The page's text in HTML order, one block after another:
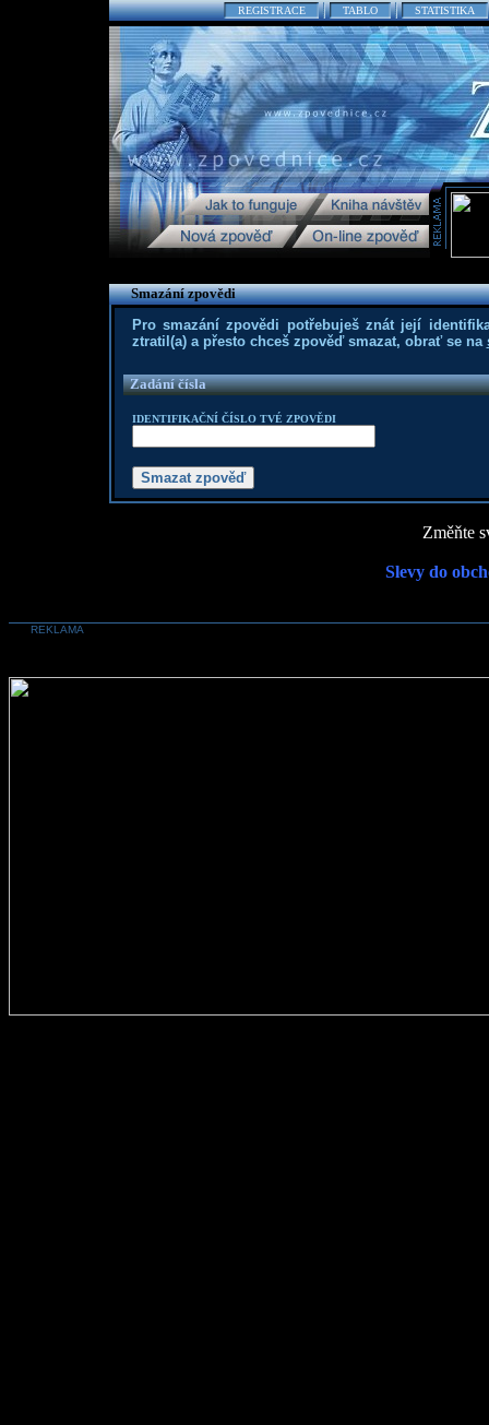
REGISTRACE TABLO STATISTIKA
Smazání zpovědi
Pro smazání zpovědi potřebuješ znát její
ztratil(a) a přesto chceš zpověď smazat, obrať se na
Zadání čísla
IDENTIFIKAČNÍ ČÍSLO TVÉ ZPOVĚDI
Změňte
Slevy do
REKLAMA